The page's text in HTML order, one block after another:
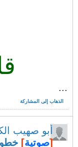
...
الذهاب إلى المشاركة
أبو صهيب
[صوتية]